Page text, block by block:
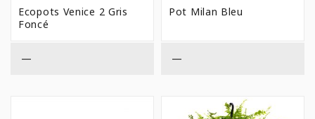
Ecopots Venice 2 Gris
Foncé
—
Pot Milan Bleu
—